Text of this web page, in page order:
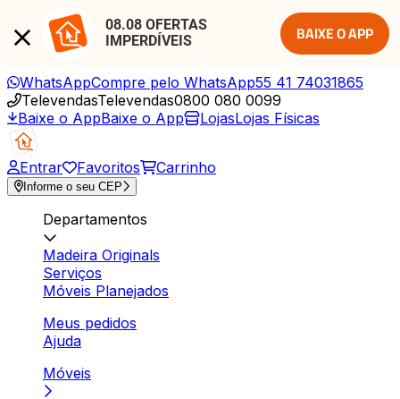
08.08 OFERTAS
IMPERDÍVEIS
BAIXE O APP
WhatsAppCompre pelo WhatsApp55 41 74031865
TelevendasTelevendas0800 080 0099
Baixe o AppBaixe o App LojasLojas Físicas
Entrar Favoritos Carrinho
Informe o seu CEP
Departamentos
Madeira Originals
Serviços
Móveis Planejados
Meus pedidos
Ajuda
Móveis